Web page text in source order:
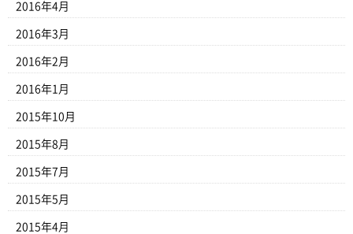
2016年4月
2016年3月
2016年2月
2016年1月
2015年10月
2015年8月
2015年7月
2015年5月
2015年4月